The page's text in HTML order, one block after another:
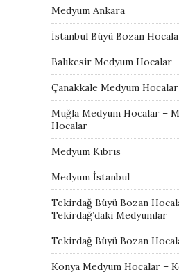
Medyum Ankara
İstanbul Büyü Bozan
Balıkesir Medyum Hocalar
Çanakkale Medyum Hocalar
Muğla Medyum Hocalar –
Hocalar
Medyum Kıbrıs
Medyum İstanbul
Tekirdağ Büyü Bozan
Tekirdağ’daki Medyumlar
Tekirdağ Büyü Bozan
Konya Medyum Hocalar –